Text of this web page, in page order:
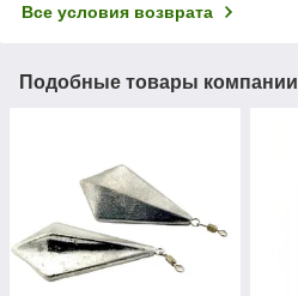
Все условия возврата
Подобные товары компании